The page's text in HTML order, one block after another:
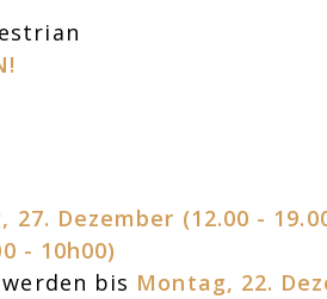
27. Dezember (12.00 -
- 10h00)
bis Montag, 22.